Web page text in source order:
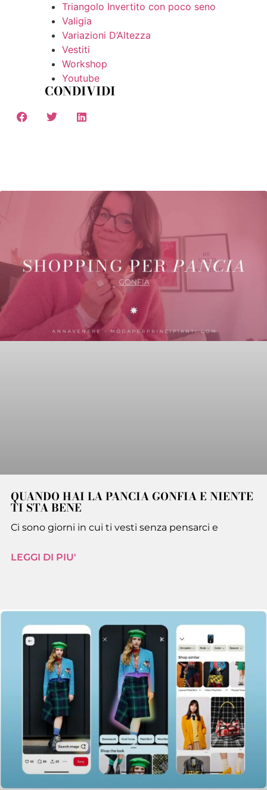
Triangolo Invertito con poco seno
Valigia
Variazioni D’Altezza
Vestiti
Workshop
Youtube
CONDIVIDI
QUANDO HAI LA PANCIA GONFIA E NIENTE
TI STA BENE
Ci sono giorni in cui ti vesti senza pensarci e
LEGGI DI PIU'